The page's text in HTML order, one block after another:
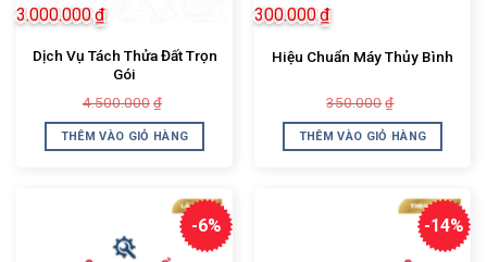
Dịch Vụ Tách Thửa Đất Trọn
Gói
4.500.000 ₫
là:
4.500.000₫.
3.000.000₫
tại
là:
THÊM VÀO GIỎ HÀNG
Hiệu Chuẩn Máy Thủy Bình
350.000 ₫
là:
350.000₫.
300.000₫
tại
là:
THÊM VÀO GIỎ HÀNG
-6% -14%